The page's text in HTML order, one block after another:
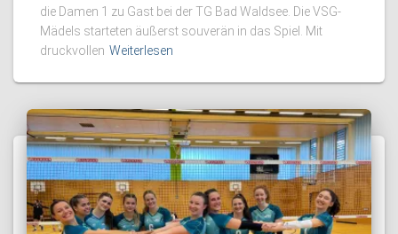
die Damen 1 zu Gast bei der TG Bad Waldsee. Die VSG-
Mädels starteten äußerst souverän in das Spiel. Mit
druckvollen Weiterlesen